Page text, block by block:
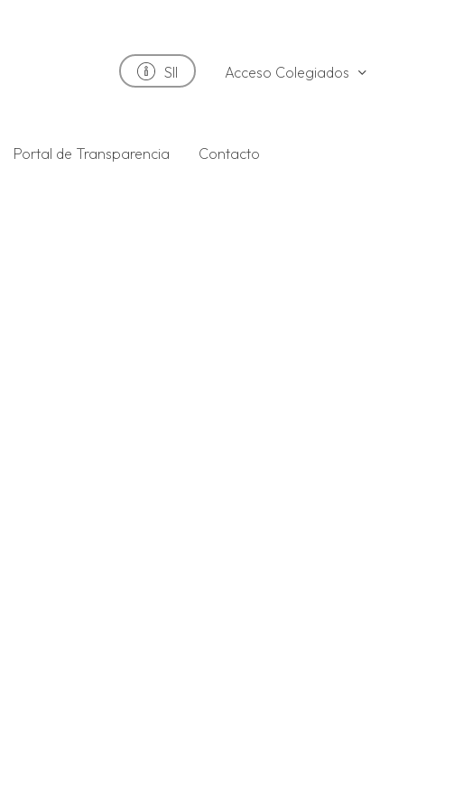
SII Acceso Colegiados
Portal de Transparencia Contacto